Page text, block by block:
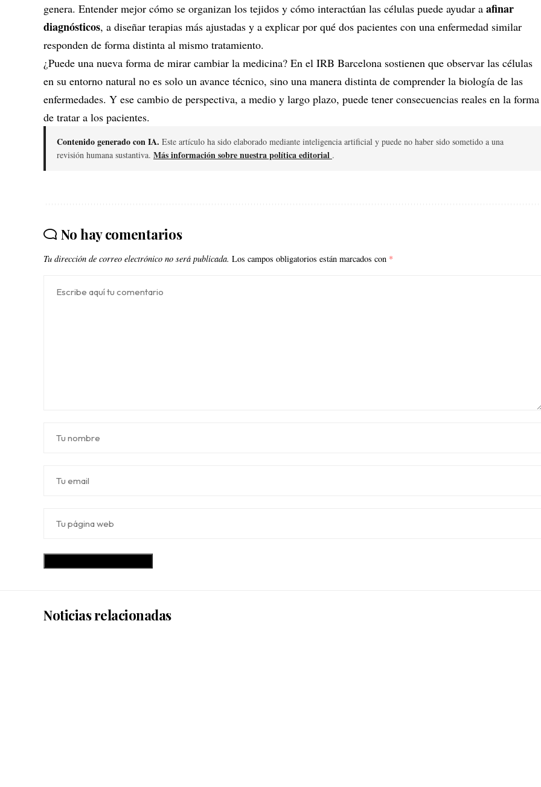
genera. Entender mejor cómo se organizan los tejidos y cómo interactúan las células puede ayudar a afinar
diagnósticos, a diseñar terapias más ajustadas y a explicar por qué dos pacientes con una enfermedad similar
responden de forma distinta al mismo tratamiento.
¿Puede una nueva forma de mirar cambiar la medicina? En el IRB Barcelona sostienen que observar las células
en su entorno natural no es solo un avance técnico, sino una manera distinta de comprender la biología de las
enfermedades. Y ese cambio de perspectiva, a medio y largo plazo, puede tener consecuencias reales en la forma
de tratar a los pacientes.
Contenido generado con IA. Este artículo ha sido elaborado mediante inteligencia artificial y puede no haber sido sometido a una
revisión humana sustantiva. Más información sobre nuestra política editorial .
No hay comentarios
Tu dirección de correo electrónico no será publicada. Los campos obligatorios están marcados con *
Noticias relacionadas